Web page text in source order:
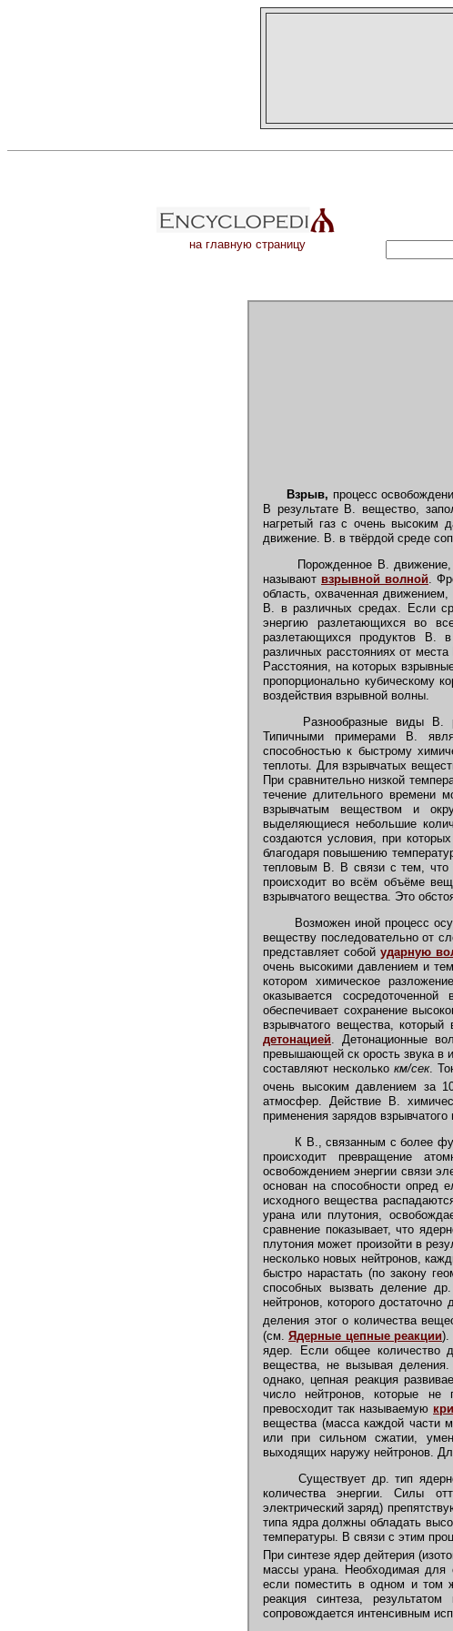
на главную страницу
Взрыв, процесс
В результате В. вещество,
нагретый газ с очень высоким
движение. В. в твёрдой среде
Порожденное В. движение,
называют взрывной волной.
область, охваченная
В. в различных средах. Если
энергию разлетающихся во
разлетающихся продуктов В.
различных расстояниях от
Расстояния, на которых
пропорционально кубическому
воздействия взрывной волны.
Разнообразные виды В.
Типичными примерами В.
способностью к быстрому
теплоты. Для взрывчатых
При сравнительно низкой
течение длительного времени
взрывчатым веществом и
выделяющиеся небольшие
создаются условия, при
благодаря повышению
тепловым В. В связи с тем, что
происходит во всём объёме
взрывчатого вещества. Это
Возможен иной процесс
веществу последовательно от
представляет собойударную
очень высокими давлением и
котором химическое
оказывается
обеспечивает сохранение
взрывчатого вещества,
детонацией. Детонационные
превышающей ск орость звука в
составляют несколькокм/сек.
очень высоким давлением за
атмосфер. Действие В.
применения зарядов
К В., связанным с более
происходит превращение
освобождением энергии связи
основан на способности опред
исходного вещества
урана или плутония,
сравнение показывает, что
плутония может произойти в
несколько новых нейтронов,
быстро нарастать (по закону
способных вызвать деление
нейтронов, которого
деления этог о количества
(см.Ядерные цепные реакции).
ядер. Если общее количество
вещества, не вызывая
однако, цепная реакция
число нейтронов, которые не
превосходит так называемую
вещества (масса каждой части
или при сильном сжатии,
выходящих наружу нейтронов.
Существует др. тип
количества энергии. Силы
электрический заряд)
типа ядра должны обладать
температуры. В связи с этим
При синтезе ядер дейтерия
массы урана. Необходимая для
если поместить в одном и том
реакция синтеза,
сопровождается интенсивным